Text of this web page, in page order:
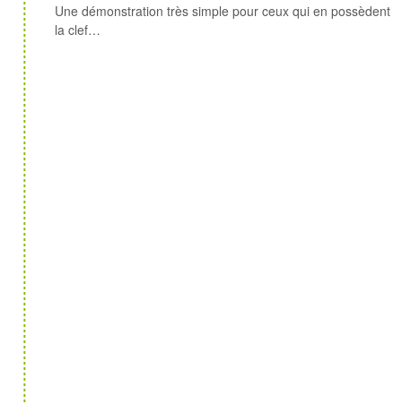
Une démonstration très simple pour ceux qui en possèdent
la clef…